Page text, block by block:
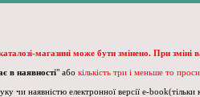
магазині може бути змінено. При зміні
в наявності" або кількість три і меньше то
чи наявністю електронної версії e-book(тільки